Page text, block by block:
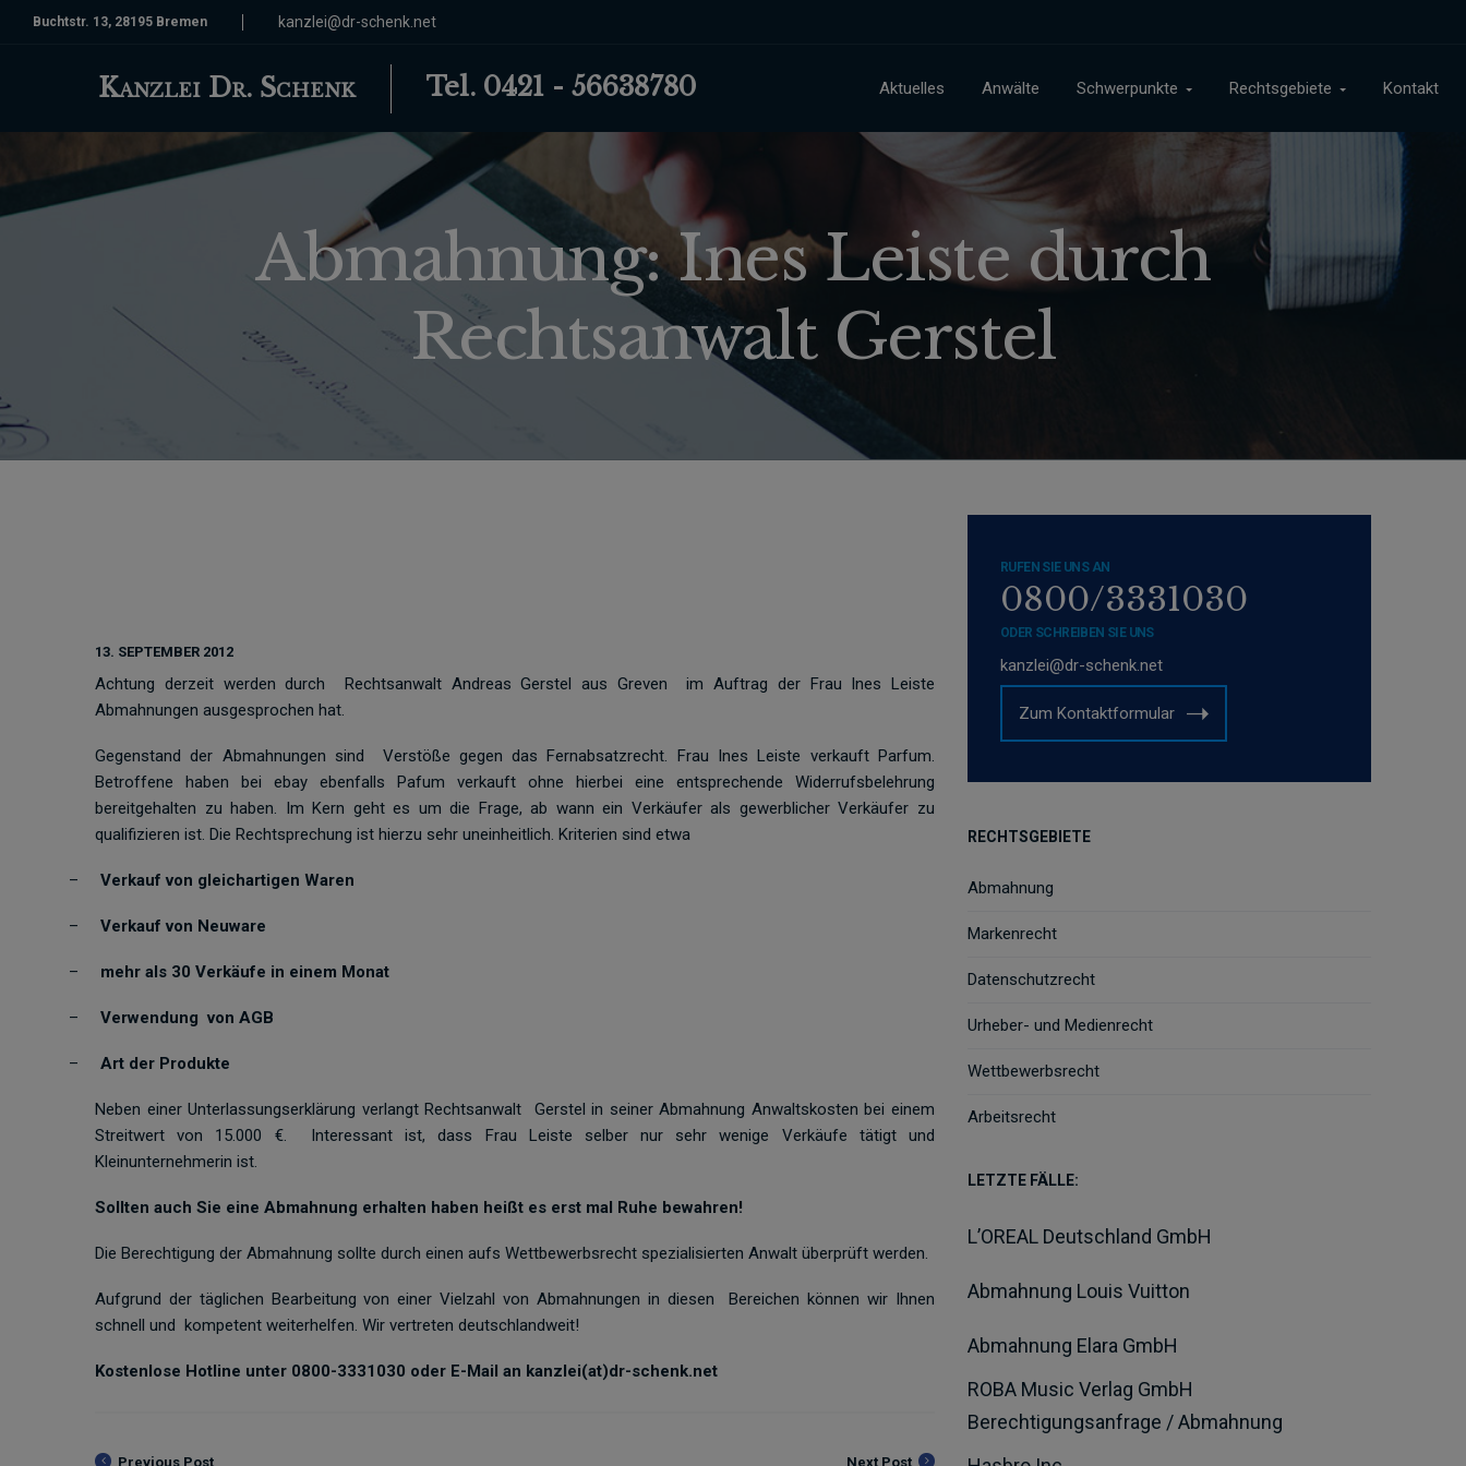
Buchtstr. 13, 28195 Bremen kanzlei@dr-schenk.net
Kanzlei Dr. Schenk Tel. 0421 - 56638780 Aktuelles Anwälte Schwerpunkte Rechtsgebiete Kontakt
Abmahnung: Ines Leiste durch
Rechtsanwalt Gerstel
13. SEPTEMBER 2012
Achtung derzeit werden durch Rechtsanwalt Andreas Gerstel aus Greven im Auftrag der Frau Ines Leiste
Abmahnungen ausgesprochen hat.
Gegenstand der Abmahnungen sind Verstöße gegen das Fernabsatzrecht. Frau Ines Leiste verkauft Parfum.
Betroffene haben bei ebay ebenfalls Pafum verkauft ohne hierbei eine entsprechende Widerrufsbelehrung
bereitgehalten zu haben. Im Kern geht es um die Frage, ab wann ein Verkäufer als gewerblicher Verkäufer zu
qualifizieren ist. Die Rechtsprechung ist hierzu sehr uneinheitlich. Kriterien sind etwa
– Verkauf von gleichartigen Waren
– Verkauf von Neuware
– mehr als 30 Verkäufe in einem Monat
– Verwendung von AGB
– Art der Produkte
Neben einer Unterlassungserklärung verlangt Rechtsanwalt Gerstel in seiner Abmahnung Anwaltskosten bei einem
Streitwert von 15.000 €. Interessant ist, dass Frau Leiste selber nur sehr wenige Verkäufe tätigt und
Kleinunternehmerin ist.
Sollten auch Sie eine Abmahnung erhalten haben heißt es erst mal Ruhe bewahren!
Die Berechtigung der Abmahnung sollte durch einen aufs Wettbewerbsrecht spezialisierten Anwalt überprüft werden.
Aufgrund der täglichen Bearbeitung von einer Vielzahl von Abmahnungen in diesen Bereichen können wir Ihnen
schnell und kompetent weiterhelfen. Wir vertreten deutschlandweit!
Kostenlose Hotline unter 0800-3331030 oder E-Mail an kanzlei(at)dr-schenk.net
Previous Post Next Post
RUFEN SIE UNS AN
0800/3331030
ODER SCHREIBEN SIE UNS
kanzlei@dr-schenk.net
Zum Kontaktformular
RECHTSGEBIETE
Abmahnung
Markenrecht
Datenschutzrecht
Urheber- und Medienrecht
Wettbewerbsrecht
Arbeitsrecht
LETZTE FÄLLE:
L’OREAL Deutschland GmbH
Abmahnung Louis Vuitton
Abmahnung Elara GmbH
ROBA Music Verlag GmbH
Berechtigungsanfrage / Abmahnung